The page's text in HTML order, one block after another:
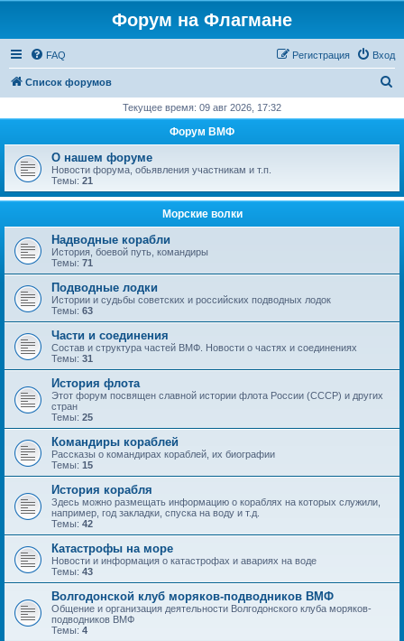
Форум на Флагмане
FAQ Вход
Регистрация
Список форумов
с
Текущее время: 09 авг 2026, 17:32
Форум ВМФ
О нашем форуме
Новости форума, обьявления участникам и т.п.
Темы: 21
Морские волки
Надводные корабли
История, боевой путь, командиры
Темы: 71
Подводные лодки
Истории и судьбы советских и российских подводных лодок
Темы: 63
Части и соединения
Состав и структура частей ВМФ. Новости о частях и соединениях
Темы: 31
История флота
Этот форум посвящен славной истории флота России (СССР) и других
стран
Темы: 25
Командиры кораблей
Рассказы о командирах кораблей, их биографии
Темы: 15
История корабля
Здесь можно размещать информацию о кораблях на которых служили,
например, год закладки, спуска на воду и т.д.
Темы: 42
Катастрофы на море
Новости и информация о катастрофах и авариях на воде
Темы: 43
Волгодонской клуб моряков-подводников ВМФ
Общение и организация деятельности Волгодонского клуба моряков-
подводников ВМФ
Темы: 4